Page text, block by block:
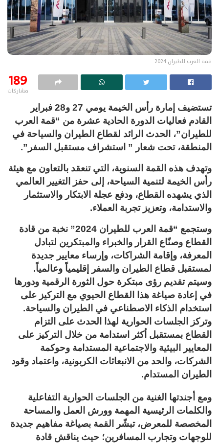
قمة العرب للطيران 2024
189
مشاركات
تستضيف إمارة رأس الخيمة يومي 27 و28 فبراير
القادم فعاليات الدورة الحادية عشرة من “قمة العرب
للطيران”، الحدث الرائد لقطاع الطيران والسياحة في
المنطقة، تحت شعار ” استشراف مستقبل السفر”.
وتهدف هذه القمة السنوية، التي تنعقد بالتعاون مع هيئة
رأس الخيمة لتنمية السياحة، إلى حفز التغيير العالمي
الذي يشهده القطاع، ودفع عجلة الابتكار والاستثمار
والاستدامة، وتعزيز تجربة العملاء.
وستجمع “قمة العرب للطيران 2024” نخبة من قادة
القطاع وصنّاع القرار والخبراء والمبتكرين لتبادل
المعرفة، وإقامة الشراكات، وإرساء معايير جديدة
لمستقبل قطاع الطيران والسفر إقليمياً وعالمياً.
وسيتم تقديم رؤى مبتكرة حول الثورة الرقمية ودورها
في إعادة صياغة هذا القطاع الحيوي مع التركيز على
استخدام الذكاء الاصطناعي في الطيران والسياحة.
وتركز الجلسات الحوارية لهذا الحدث على التزام
القطاع بمستقبل أكثر استدامة من خلال التركيز على
المعايير البيئية والاجتماعية المستدامة وحوكمة
الشركات، والحد من الانبعاثات الكربونية، واعتماد وقود
الطيران المستدام.
ومع أجندتها الغنية من الجلسات الحوارية التفاعلية
والكلمات الرئيسية المهمة وورش العمل والمساحة
المخصصة للمعرض، تبشّر القمة بصياغة مفاهيم جديدة
للوجهات وتجارب المسافرين؛ حيث يناقش قادة